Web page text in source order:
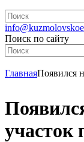
Поиск по сайту
ГлавнаяПоявился
участок